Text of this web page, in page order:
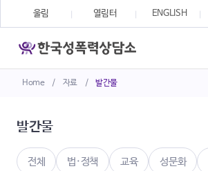
Home / 자료 / 발간물
울림 열림터 ENGLISH
발간물
전체 법·정책 교육 성문화